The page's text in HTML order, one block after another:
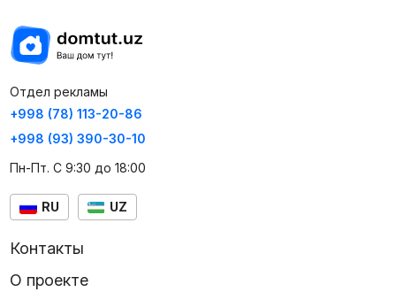
Отдел рекламы
+998 (78) 113-20-86
+998 (93) 390-30-10
Пн-Пт. С 9:30 до 18:00
RU UZ
Контакты
О проекте